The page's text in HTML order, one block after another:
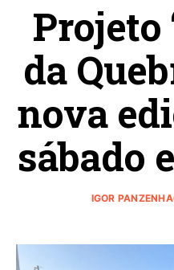
Projeto
da
nova
sábado
IGOR